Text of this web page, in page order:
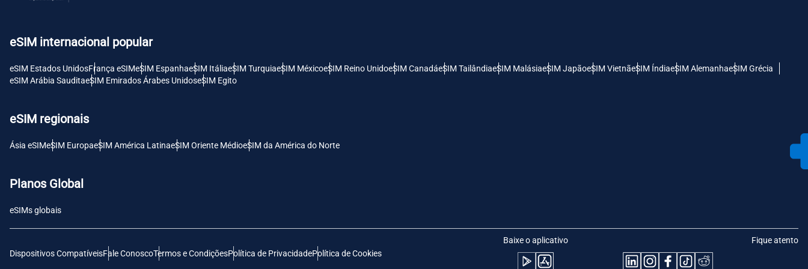
eSIM internacional popular
eSIM Estados UnidosFrança eSIMeSIM EspanhaeSIM ItáliaeSIM TurquiaeSIM MéxicoeSIM Reino UnidoeSIM CanadáeSIM TailândiaeSIM MalásiaeSIM JapãoeSIM VietnãeSIM ÍndiaeSIM AlemanhaeSIM Grécia
eSIM Arábia SauditaeSIM Emirados Árabes UnidoseSIM Egito
eSIM regionais
Ásia eSIMeSIM EuropaeSIM América LatinaeSIM Oriente MédioeSIM da América do Norte
Planos Global
eSIMs globais
Dispositivos CompatíveisFale ConoscoTermos e CondiçõesPolítica de PrivacidadePolítica de Cookies
Baixe o aplicativo Fique atento
Polski
THB - Baht Tailandês